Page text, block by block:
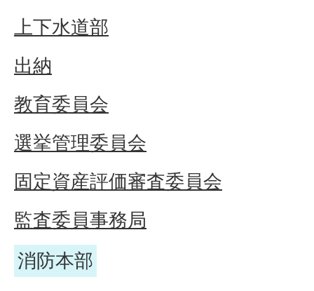
上下水道部
出納
教育委員会
選挙管理委員会
固定資産評価審査委員会
監査委員事務局
消防本部